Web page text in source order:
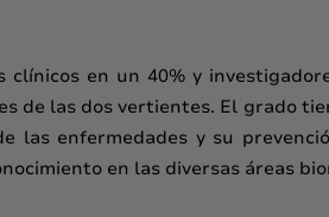
en un 40% y
de las dos vertientes. El grado
las enfermedades y su
en las diversas áreas